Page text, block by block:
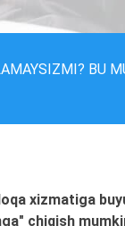
BU
xizmatiga
chiqish